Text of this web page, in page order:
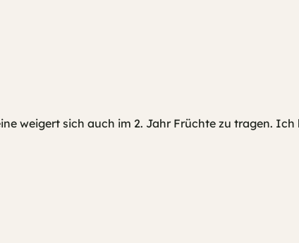
weigert sich auch im 2. Jahr Früchte zu tragen.